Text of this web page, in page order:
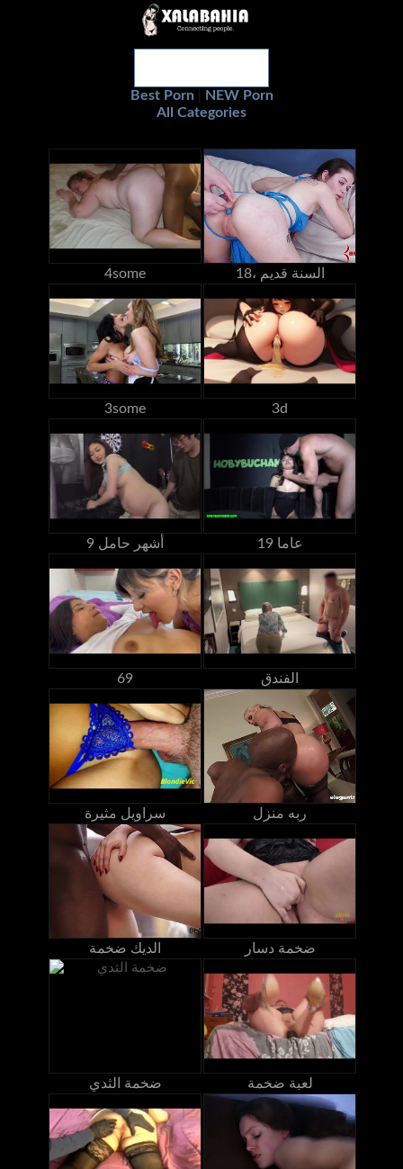
Best Porn
NEW Porn
All Categories
4some 18، السنة قديم
3some 3d
9 أشهر حامل 19 عاما
69 الفندق
سراويل مثيرة ربه منزل
الديك ضخمة ضخمة دسار
ضخمة الثدي لعبة ضخمة